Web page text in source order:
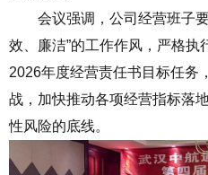
会议强调，公司经营班子
效、廉洁”的工作作风，严格
2026年度经营责任书目标任务
战，加快推动各项经营指标落
性风险的底线。